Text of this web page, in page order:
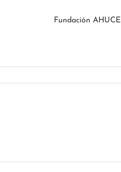
Fundación AHUCE